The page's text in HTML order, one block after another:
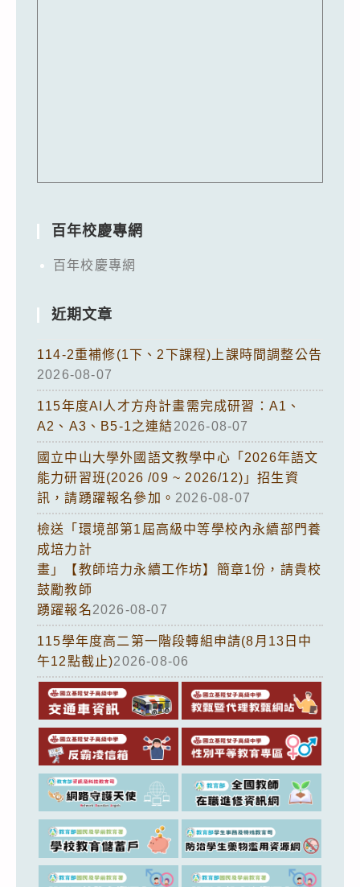
百年校慶專網
百年校慶專網
近期文章
114-2重補修(1下、2下課程)上課時間調整公告
2026-08-07
115年度AI人才方舟計畫需完成研習：A1、
A2、A3、B5-1之連結2026-08-07
國立中山大學外國語文教學中心「2026年語文
能力研習班(2026 /09 ~ 2026/12)」招生資
訊，請踴躍報名參加。 2026-08-07
檢送「環境部第1屆高級中等學校內永續部門養
成培力計
畫」【教師培力永續工作坊】簡章1份，請貴校
鼓勵教師
踴躍報名2026-08-07
115學年度高二第一階段轉組申請(8月13日中
午12點截止)2026-08-06